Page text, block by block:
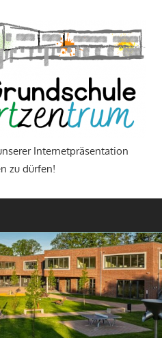
Internetpräsentation
zu dürfen!